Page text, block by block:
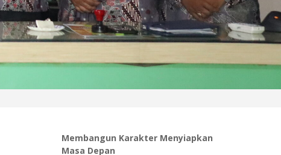
Membangun Karakter Menyiapkan
Masa Depan